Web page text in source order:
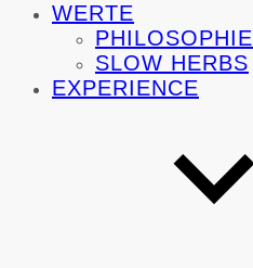
WERTE
PHILOSOPHIE
SLOW HERBS
EXPERIENCE